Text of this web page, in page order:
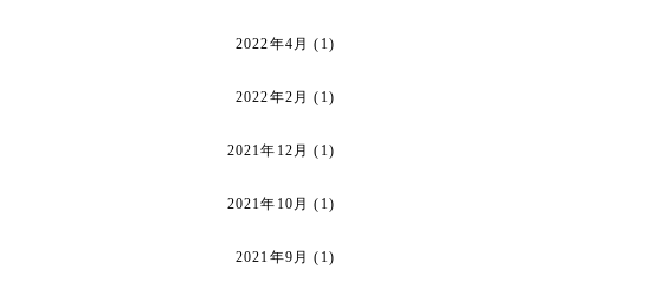
2022年4月 (1)
2022年2月 (1)
2021年12月 (1)
2021年10月 (1)
2021年9月 (1)